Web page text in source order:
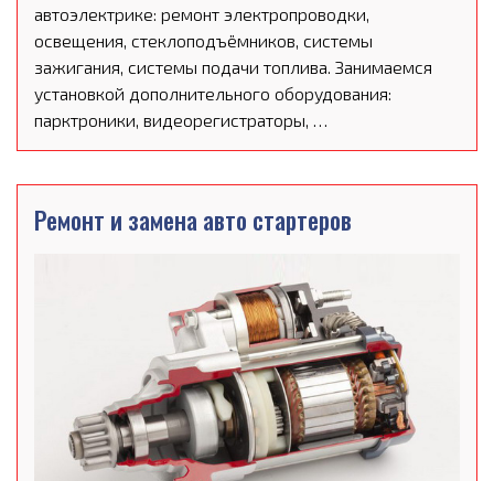
автоэлектрике: ремонт электропроводки,
освещения, стеклоподъёмников, системы
зажигания, системы подачи топлива. Занимаемся
установкой дополнительного оборудования:
парктроники, видеорегистраторы, …
Ремонт и замена авто стартеров